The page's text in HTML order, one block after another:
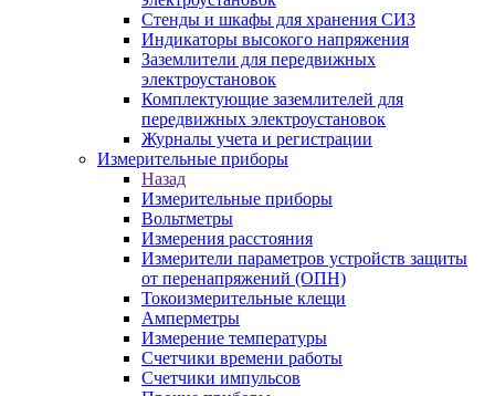
Стенды и шкафы для хранения СИЗ
Индикаторы высокого напряжения
Заземлители для передвижных
электроустановок
Комплектующие заземлителей для
передвижных электроустановок
Журналы учета и регистрации
Измерительные приборы
Назад
Измерительные приборы
Вольтметры
Измерения расстояния
Измерители параметров устройств защиты
от перенапряжений (ОПН)
Токоизмерительные клещи
Амперметры
Измерение температуры
Счетчики времени работы
Счетчики импульсов